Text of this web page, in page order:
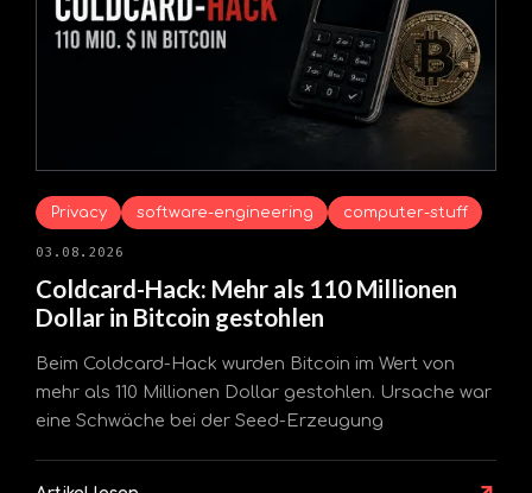
Privacy software-engineering computer-stuff
03.08.2026
Coldcard-Hack: Mehr als 110 Millionen
Dollar in Bitcoin gestohlen
Beim Coldcard-Hack wurden Bitcoin im Wert von
mehr als 110 Millionen Dollar gestohlen. Ursache war
eine Schwäche bei der Seed-Erzeugung